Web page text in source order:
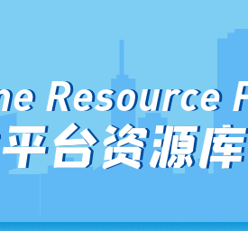
Resource
台资源库